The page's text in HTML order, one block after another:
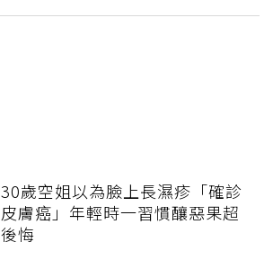
30歲空姐以為臉上長濕疹「確診
皮膚癌」年輕時一習慣釀惡果超
後悔